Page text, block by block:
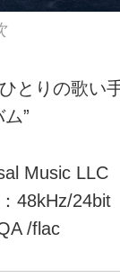
とりの歌い
”
Music LLC
48kHz/24bit
/flac